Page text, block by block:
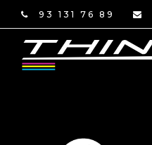
93 131 76 89